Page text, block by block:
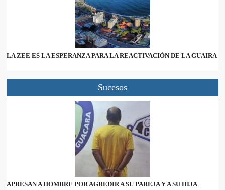
LA ZEE ES LA ESPERANZA PARA LA REACTIVACIÓN DE LA GUAIRA
Sucesos
APRESAN A HOMBRE POR AGREDIR A SU PAREJA Y A SU HIJA